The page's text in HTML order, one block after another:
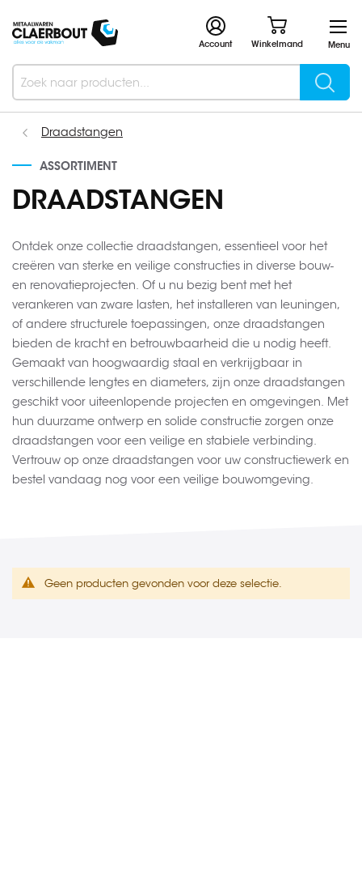
Menu
Winkelmand
Account
Search
Draadstangen
ASSORTIMENT
DRAADSTANGEN
Ontdek onze collectie draadstangen, essentieel voor het
creëren van sterke en veilige constructies in diverse bouw-
en renovatieprojecten. Of u nu bezig bent met het
verankeren van zware lasten, het installeren van leuningen,
of andere structurele toepassingen, onze draadstangen
bieden de kracht en betrouwbaarheid die u nodig heeft.
Gemaakt van hoogwaardig staal en verkrijgbaar in
verschillende lengtes en diameters, zijn onze draadstangen
geschikt voor uiteenlopende projecten en omgevingen. Met
hun duurzame ontwerp en solide constructie zorgen onze
draadstangen voor een veilige en stabiele verbinding.
Vertrouw op onze draadstangen voor uw constructiewerk en
bestel vandaag nog voor een veilige bouwomgeving.
Geen producten gevonden voor deze selectie.